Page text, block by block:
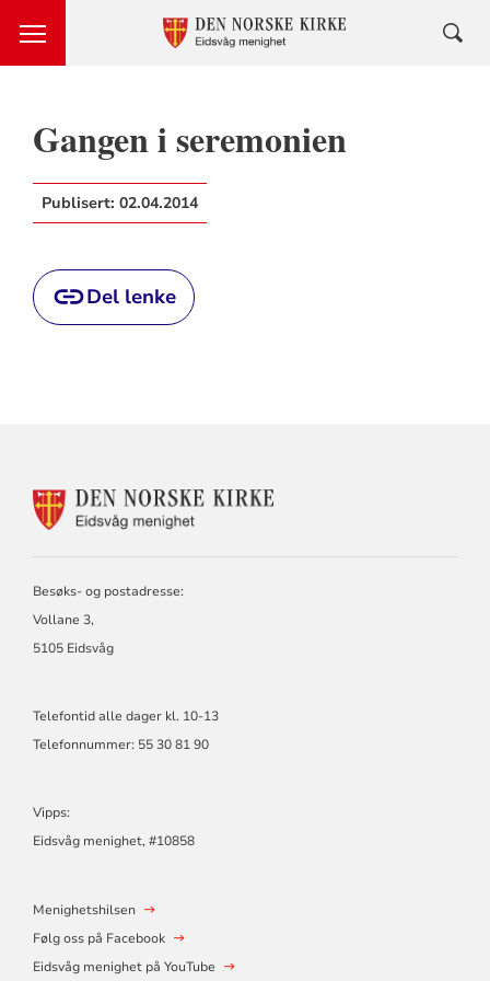
Gangen i seremonien
Publisert: 02.04.2014
Del lenke
KONTAKTINFORMASJON
Besøks- og postadresse:
Vollane 3,
5105 Eidsvåg
Telefontid alle dager kl. 10-13
Telefonnummer: 55 30 81 90
Vipps:
Eidsvåg menighet, #10858
Menighetshilsen
Følg oss på Facebook
Eidsvåg menighet på YouTube